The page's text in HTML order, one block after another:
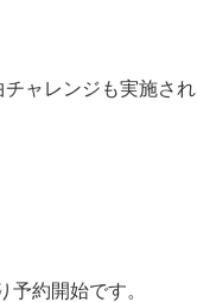
ャレンジも実施され
約開始です。